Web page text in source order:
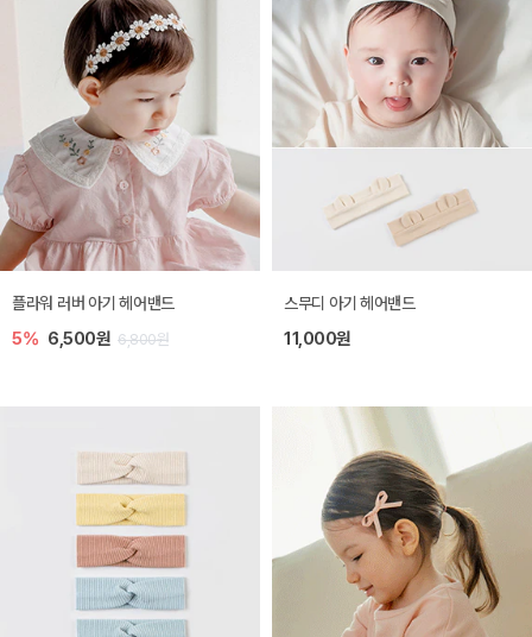
플라워 러버 아기 헤어밴드
5% 6,500원 6,800원
스무디 아기 헤어밴드
11,000원